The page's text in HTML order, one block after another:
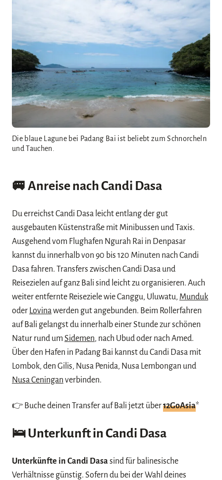
Die blaue Lagune bei Padang Bai ist beliebt zum Schnorcheln
und Tauchen.
🚐 Anreise nach Candi Dasa
Du erreichst Candi Dasa leicht entlang der gut
ausgebauten Küstenstraße mit Minibussen und Taxis.
Ausgehend vom Flughafen Ngurah Rai in Denpasar
kannst du innerhalb von 90 bis 120 Minuten nach Candi
Dasa fahren. Transfers zwischen Candi Dasa und
Reisezielen auf ganz Bali sind leicht zu organisieren. Auch
weiter entfernte Reiseziele wie Canggu, Uluwatu, Munduk
oder Lovinawerden gut angebunden. Beim Rollerfahren
auf Bali gelangst du innerhalb einer Stunde zur schönen
Natur rund um Sidemen, nach Ubud oder nach Amed.
Über den Hafen in Padang Bai kannst du Candi Dasa mit
Lombok, den Gilis, Nusa Penida, Nusa Lembongan und
Nusa Ceningan verbinden.
👉 Buche deinen Transfer auf Bali jetzt über12GoAsia*
🛌Unterkunft in Candi Dasa
Unterkünfte in Candi Dasasind für balinesische
Verhältnisse günstig. Sofern du bei der Wahl deines